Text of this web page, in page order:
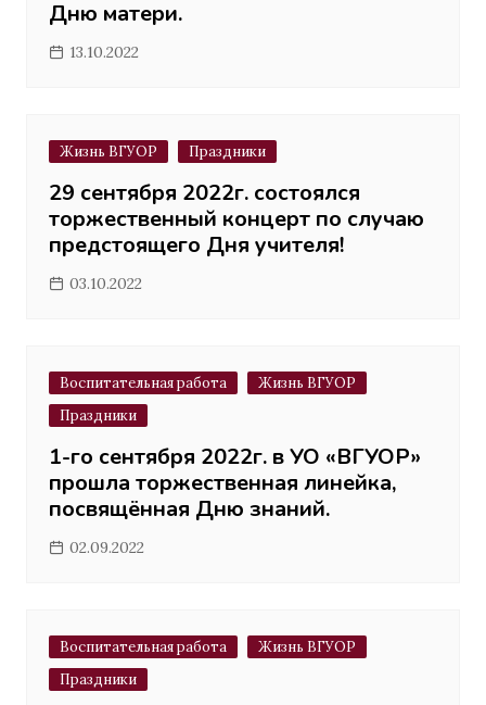
Дню матери.
13.10.2022
Жизнь ВГУОР Праздники
29 сентября 2022г. состоялся
торжественный концерт по случаю
предстоящего Дня учителя!
03.10.2022
Воспитательная работа
Жизнь ВГУОР
Праздники
1-го сентября 2022г. в УО «ВГУОР»
прошла торжественная линейка,
посвящённая Дню знаний.
02.09.2022
Воспитательная работа
Жизнь ВГУОР
Праздники